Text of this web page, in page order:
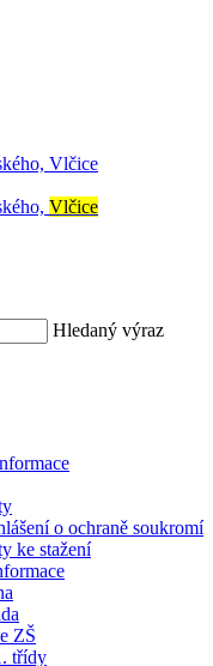
Vlčice
Vlčice
Hledaný výraz
o ochraně soukromí
ke stažení
ZŠ
třídy